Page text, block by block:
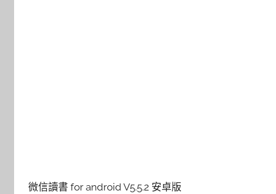
微信讀書 for android V5.5.2 安卓版